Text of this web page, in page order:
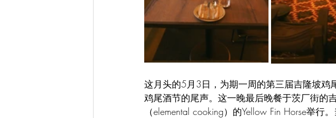
这月头的5月3日，为期一周的第三届吉隆坡鸡
鸡尾酒节的尾声。这一晚最后晚餐于茨厂街的
（elemental cooking）的Yellow Fin Horse举